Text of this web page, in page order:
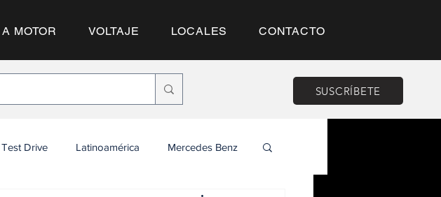
A MOTOR VOLTAJE LOCALES CONTACTO
SUSCRÍBETE
Test Drive Latinoamérica Mercedes Benz